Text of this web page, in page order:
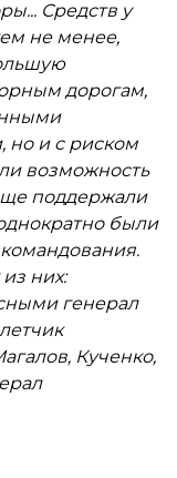
Средств у
не менее,
дорогам,
но и с риском
возможность
поддержали
были
них:
генерал
Кученко,